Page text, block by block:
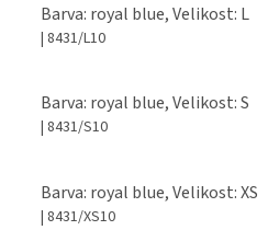
Barva: royal blue, Velikost: L
| 8431/L10
Barva: royal blue, Velikost: S
| 8431/S10
Barva: royal blue, Velikost: XS
| 8431/XS10